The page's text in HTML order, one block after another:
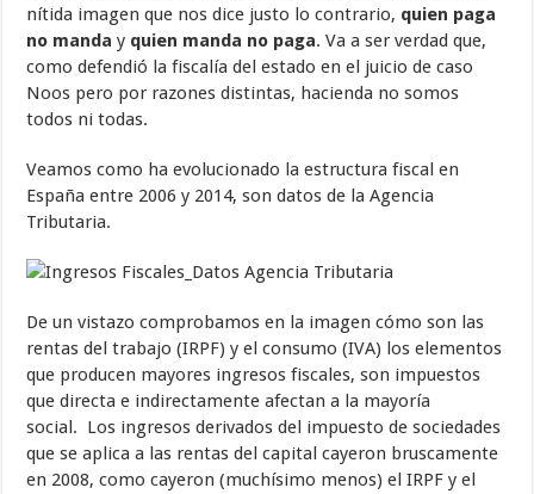
nítida imagen que nos dice justo lo contrario, quien paga
no manda y quien manda no paga. Va a ser verdad que,
como defendió la fiscalía del estado en el juicio de caso
Noos pero por razones distintas, hacienda no somos
todos ni todas.
Veamos como ha evolucionado la estructura fiscal en
España entre 2006 y 2014, son datos de la Agencia
Tributaria.
De un vistazo comprobamos en la imagen cómo son las
rentas del trabajo (IRPF) y el consumo (IVA) los elementos
que producen mayores ingresos fiscales, son impuestos
que directa e indirectamente afectan a la mayoría
social. Los ingresos derivados del impuesto de sociedades
que se aplica a las rentas del capital cayeron bruscamente
en 2008, como cayeron (muchísimo menos) el IRPF y el